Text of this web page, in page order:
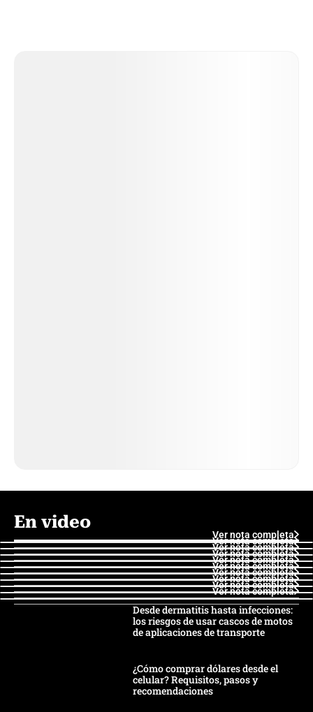
En video
Ver nota completa
Ver nota completa
Ver nota completa
Ver nota completa
Ver nota completa
Ver nota completa
Ver nota completa
Ver nota completa
Ver nota completa
Ver nota completa
Desde dermatitis hasta infecciones:
los riesgos de usar cascos de motos
de aplicaciones de transporte
¿Cómo comprar dólares desde el
celular? Requisitos, pasos y
recomendaciones